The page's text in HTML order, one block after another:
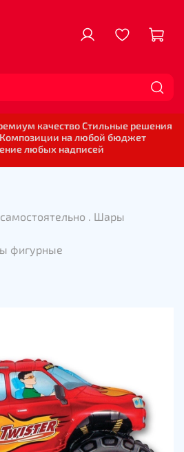
качество Стильные решения
Композиции на любой бюджет
любых надписей
. Шары
фигурные